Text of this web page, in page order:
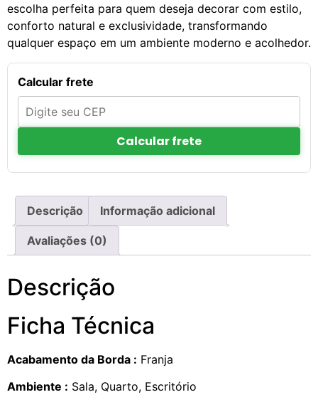
escolha perfeita para quem deseja decorar com estilo,
conforto natural e exclusividade, transformando
qualquer espaço em um ambiente moderno e acolhedor.
Calcular frete
Calcular frete
Descrição Informação adicional
Avaliações (0)
Descrição
Ficha Técnica
Acabamento da Borda : Franja
Ambiente : Sala, Quarto, Escritório